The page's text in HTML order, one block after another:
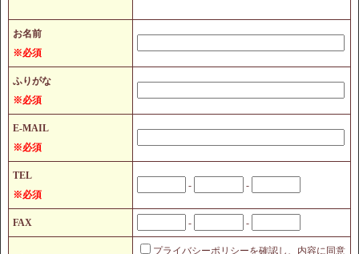
お名前
※必須
ふりがな
※必須
E-MAIL
※必須
TEL
※必須
- -
FAX - -
プライバシーポリシーを確認し、内容に同意